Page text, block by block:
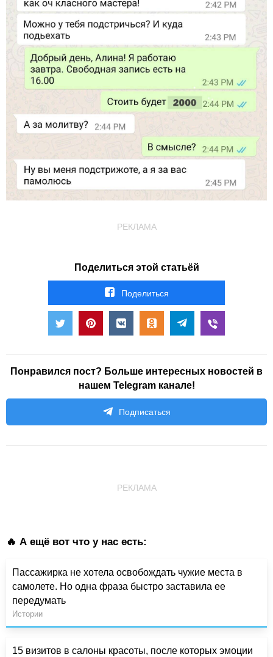
РЕКЛАМА
Поделиться этой статьёй
Поделиться
Понравился пост? Больше интересных новостей в
нашем Telegram канале!
Подписаться
РЕКЛАМА
🔥 А ещё вот что у нас есть:
Пассажирка не хотела освобождать чужие места в
самолете. Но одна фраза быстро заставила ее
передумать
Истории
15 визитов в салоны красоты, после которых эмоции